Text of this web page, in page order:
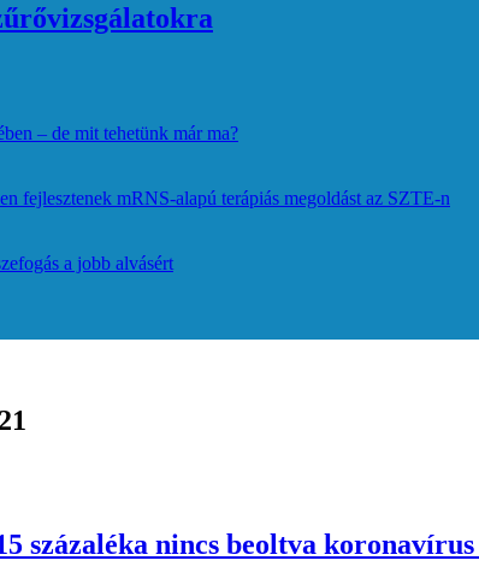
– de mit tehetünk már ma?
fejlesztenek mRNS-alapú terápiás megoldást az SZTE-n
a jobb alvásért
százaléka nincs beoltva